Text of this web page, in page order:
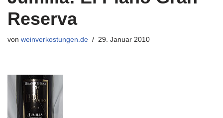
Reserva
von weinverkostungen.de 29. Januar 2010